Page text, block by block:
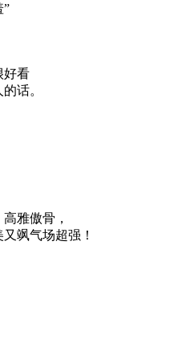
”
好看
话。
雅傲骨，
飒气场超强！